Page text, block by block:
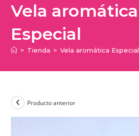
Vela aromática
Especial
> Tienda > Vela aromática Especial
Producto anterior